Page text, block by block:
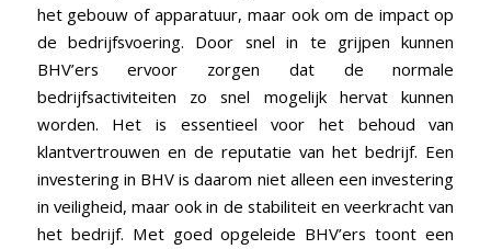
het gebouw of apparatuur, maar ook om de impact op
de bedrijfsvoering. Door snel in te grijpen kunnen
BHV’ers ervoor zorgen dat de normale
bedrijfsactiviteiten zo snel mogelijk hervat kunnen
worden. Het is essentieel voor het behoud van
klantvertrouwen en de reputatie van het bedrijf. Een
investering in BHV is daarom niet alleen een investering
in veiligheid, maar ook in de stabiliteit en veerkracht van
het bedrijf. Met goed opgeleide BHV’ers toont een